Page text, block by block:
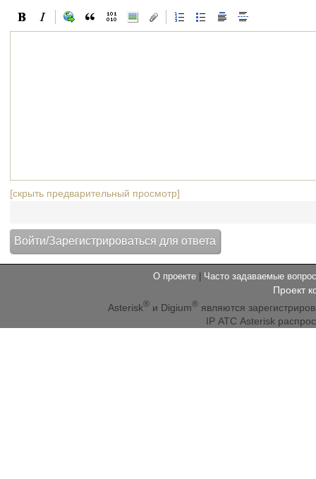
[скрыть предварительный просмотр]
О проекте Часто задаваемые
Проект
Asterisk® и Digium® являются
IP АТС Asterisk